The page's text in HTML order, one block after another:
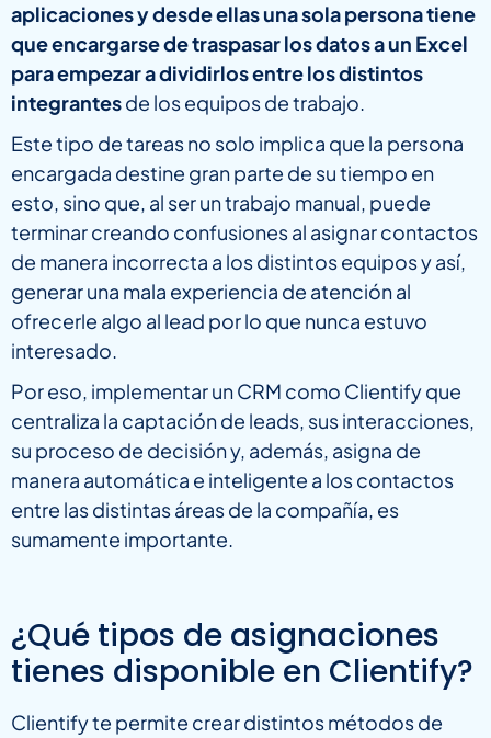
aplicaciones y desde ellas una sola persona tiene
que encargarse de traspasar los datos a un Excel
para empezar a dividirlos entre los distintos
integrantesde los equipos de trabajo.
Este tipo de tareas no solo implica que la persona
encargada destine gran parte de su tiempo en
esto, sino que, al ser un trabajo manual, puede
terminar creando confusiones al asignar contactos
de manera incorrecta a los distintos equipos y así,
generar una mala experiencia de atención al
ofrecerle algo al lead por lo que nunca estuvo
interesado.
Por eso, implementar un CRM como Clientify que
centraliza la captación de leads, sus interacciones,
su proceso de decisión y, además, asigna de
manera automática e inteligente a los contactos
entre las distintas áreas de la compañía, es
sumamente importante.
¿Qué tipos de asignaciones
tienes disponible en Clientify?
Clientify te permite crear distintos métodos de